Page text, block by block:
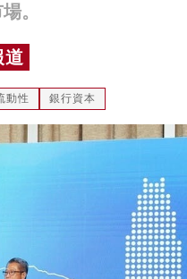
。
道
動性 銀行資本